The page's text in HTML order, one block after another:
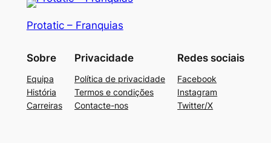
Protatic – Franquias
Sobre
Equipa
História
Carreiras
Privacidade
Política de privacidade
Termos e condições
Contacte-nos
Redes sociais
Facebook
Instagram
Twitter/X